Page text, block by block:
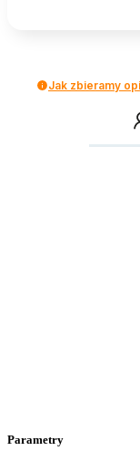
Jak zbieramy
Parametry